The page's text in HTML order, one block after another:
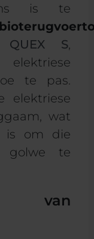
is te
QUEX S
te pas.
elektriese
wat
is om die
golwe te
van